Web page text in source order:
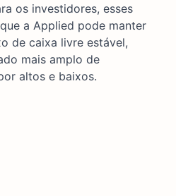
os investidores, esses
a Applied pode manter
de caixa livre estável,
mais amplo de
altos e baixos.